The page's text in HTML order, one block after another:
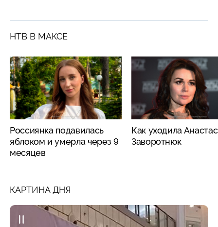
НТВ В МАКСЕ
Россиянка подавилась
яблоком и умерла через 9
месяцев
Как уходила
Заворотнюк
КАРТИНА ДНЯ